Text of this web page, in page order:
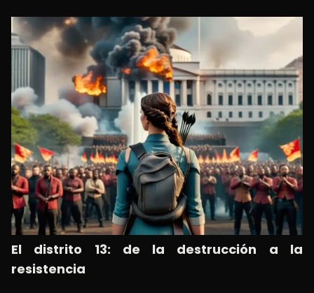
El distrito 13: de la destrucción a la
resistencia